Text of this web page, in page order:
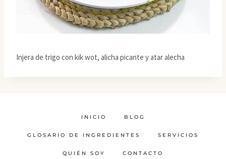
Injera de trigo con kik wot, alicha picante y atar alecha
INICIO BLOG
GLOSARIO DE INGREDIENTES SERVICIOS
QUIÉN SOY CONTACTO